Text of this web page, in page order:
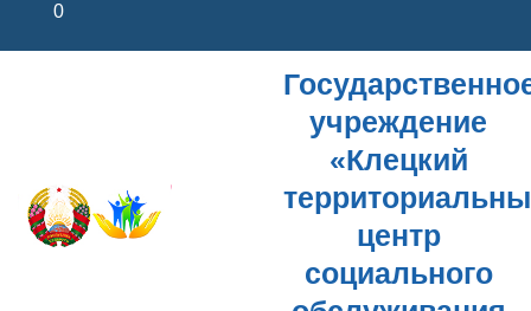
0
учреждение
«Клецкий
центр
социального